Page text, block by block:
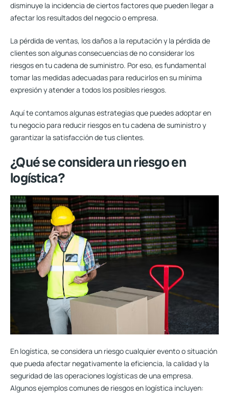
disminuye la incidencia de ciertos factores que pueden llegar a
afectar los resultados del negocio o empresa.
La pérdida de ventas, los daños a la reputación y la pérdida de
clientes son algunas consecuencias de no considerar los
riesgos en tu cadena de suministro. Por eso, es fundamental
tomar las medidas adecuadas para reducirlos en su mínima
expresión y atender a todos los posibles riesgos.
Aquí te contamos algunas estrategias que puedes adoptar en
tu negocio para reducir riesgos en tu cadena de suministro y
garantizar la satisfacción de tus clientes.
¿Qué se considera un riesgo en
logística?
En logística, se considera un riesgo cualquier evento o situación
que pueda afectar negativamente la eficiencia, la calidad y la
seguridad de las operaciones logísticas de una empresa.
Algunos ejemplos comunes de riesgos en logística incluyen: